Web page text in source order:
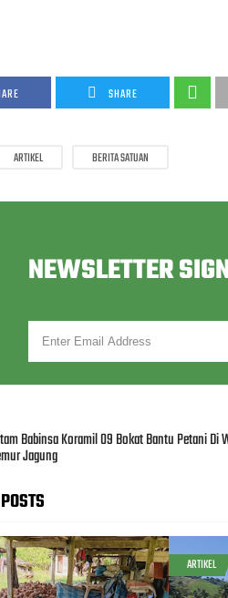
SHARE
ARTIKEL BERITA SATUAN
NEWSLETTER
Babinsa Koramil 09 Bokat Bantu Petani Di
Jagung
ARTIKEL